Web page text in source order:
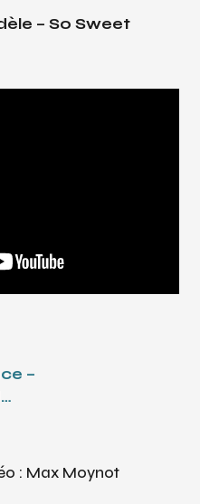
– So Sweet
–
: Max Moynot